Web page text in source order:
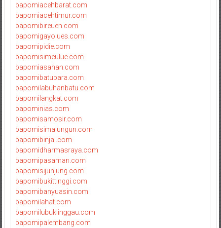
bapomiacehbarat.com
bapomiacehtimur.com
bapomibireuen.com
bapomigayolues.com
bapomipidie.com
bapomisimeulue.com
bapomiasahan.com
bapomibatubara.com
bapomilabuhanbatu.com
bapomilangkat.com
bapominias.com
bapomisamosir.com
bapomisimalungun.com
bapomibinjai.com
bapomidharmasraya.com
bapomipasaman.com
bapomisijunjung.com
bapomibukittinggi.com
bapomibanyuasin.com
bapomilahat.com
bapomilubuklinggau.com
bapomipalembang.com